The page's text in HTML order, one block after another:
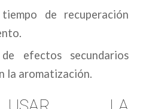
de recuperación
efectos secundarios
la aromatización.